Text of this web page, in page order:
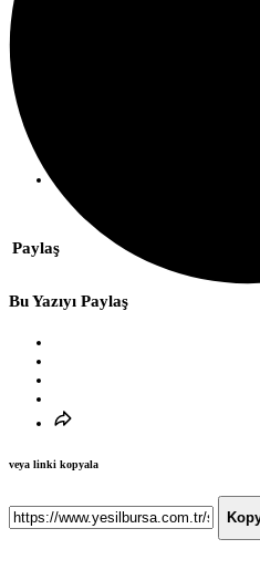
Paylaş
Bu Yazıyı Paylaş
veya linki kopyala